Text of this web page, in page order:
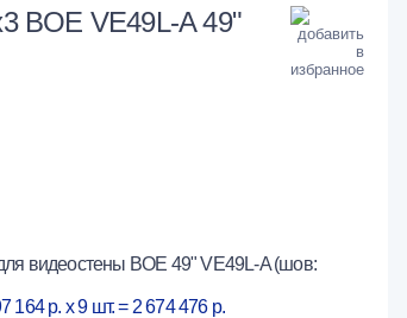
BOE VE49L-A 49"
видеостены BOE 49" VE49L-A (шов:
164 р. x 9 шт. = 2 674 476 р.